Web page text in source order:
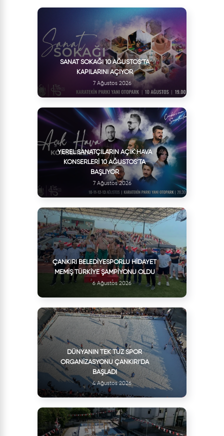
SANAT SOKAĞI 10 AĞUSTOS’TA
KAPILARINI AÇIYOR
7 Ağustos 2026
YEREL SANATÇILARIN AÇIK HAVA
KONSERLERI 10 AĞUSTOS’TA
BAŞLIYOR
7 Ağustos 2026
ÇANKIRI BELEDIYESPORLU HIDAYET
MEMIŞ TÜRKIYE ŞAMPIYONU OLDU
6 Ağustos 2026
DÜNYANIN TEK TUZ SPOR
ORGANIZASYONU ÇANKIRI’DA
BAŞLADI
4 Ağustos 2026